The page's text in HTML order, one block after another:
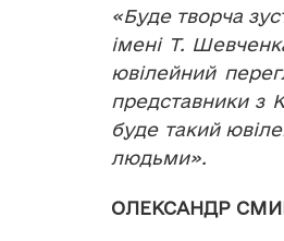
«Буде творча
імені Т.
ювілейний
представники з
буде такий
людьми».
ОЛЕКСАНДР СМИК,